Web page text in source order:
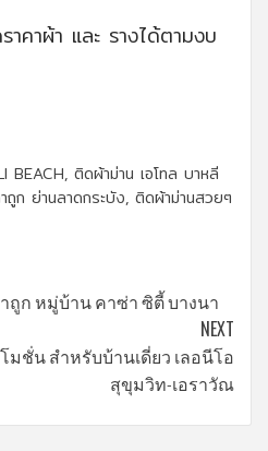
คาผ้า และ รางได้ตามงบ
BEACH, ติดผ้าม่าน เอโทล บาหลี
ถูก ย่านลาดกระบัง, ติดผ้าม่านสวยๆ
ก หมู่บ้าน คาซ่า ซิตี้ บางนา
NEXT
ชั่น สำหรับบ้านเดี่ยว เลอนีโอ
สุขุมวิท-เอราวัณ